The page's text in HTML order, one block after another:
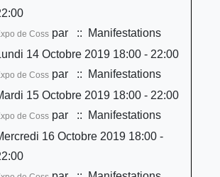
de Cosspar
:: Manifestations
14 Octobre 2019 18:00 - 22:00
de Cosspar
:: Manifestations
15 Octobre 2019 18:00 - 22:00
de Cosspar
:: Manifestations
16 Octobre 2019 18:00 -